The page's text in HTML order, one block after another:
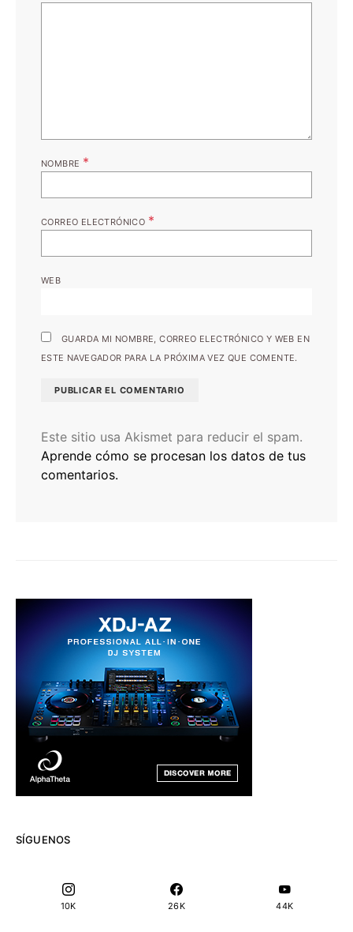
NOMBRE *
CORREO ELECTRÓNICO *
WEB
GUARDA MI NOMBRE, CORREO ELECTRÓNICO Y WEB EN
ESTE NAVEGADOR PARA LA PRÓXIMA VEZ QUE COMENTE.
Este sitio usa Akismet para reducir el spam.
Aprende cómo se procesan los datos de tus
comentarios.
SÍGUENOS
10K 26K 44K